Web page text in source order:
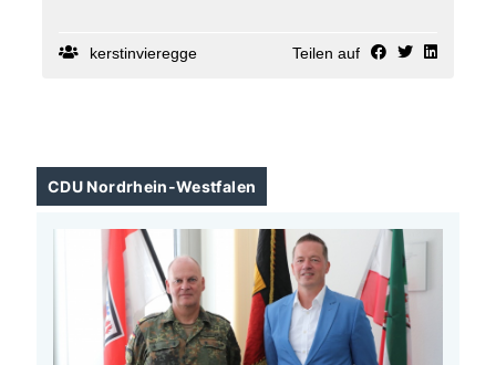
Danke für euren Besuch und eure interessierten
kerstinvieregge Teilen auf
CDU Nordrhein-Westfalen